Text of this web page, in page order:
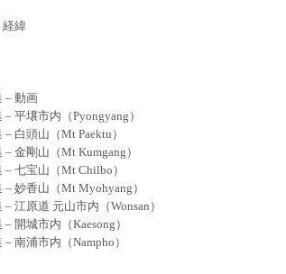
経緯
– 動画
平壌市内（Pyongyang）
白頭山（Mt Paektu）
– 金剛山（Mt Kumgang）
– 七宝山（Mt Chilbo）
– 妙香山（Mt Myohyang）
江原道 元山市内（Wonsan）
開城市内（Kaesong）
南浦市内（Nampho）